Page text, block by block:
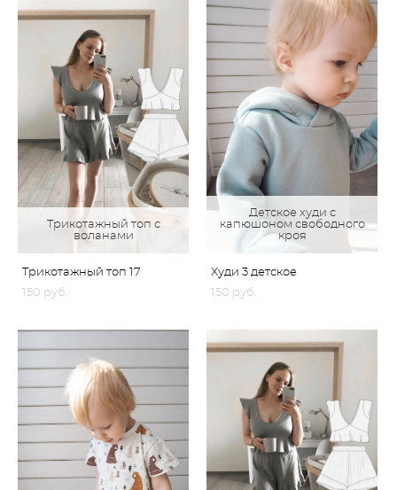
Трикотажный топ с
воланами
Трикотажный топ 17
150 pуб.
Детское худи с
капюшоном свободного
кроя
Худи 3 детское
150 pуб.